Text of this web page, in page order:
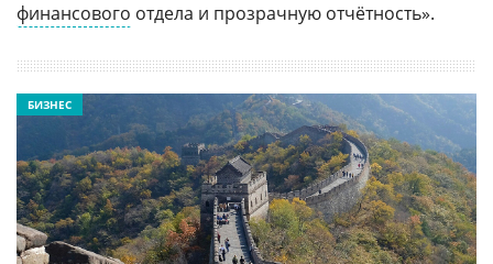
финансового отдела и прозрачную отчётность».
БИЗНЕС